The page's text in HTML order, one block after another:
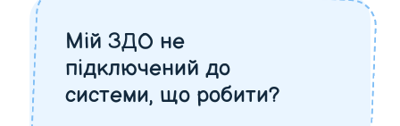
Мій ЗДО не
підключений до
системи, що робити?